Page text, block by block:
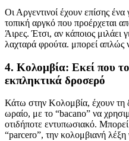
Οι Αργεντινοί έχουν επίσης
τοπική αργκό που προέρχεται
Άιρες. Έτσι, αν κάποιος μιλάει
λαχταρά φρούτα. μπορεί απλώς
4. Κολομβία: Εκεί που
εκπληκτικά δροσερό
Κάτω στην Κολομβία, έχουν τη
ωραίο, με το “bacano” να
οτιδήποτε εντυπωσιακό.
“parcero”, την κολομβιανή λέξη